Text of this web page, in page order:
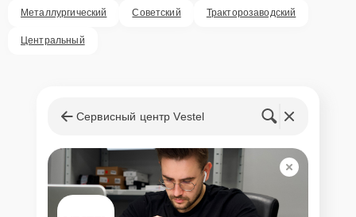
Металлургический Советский Тракторозаводский
Центральный
Сервисный центр Vestel